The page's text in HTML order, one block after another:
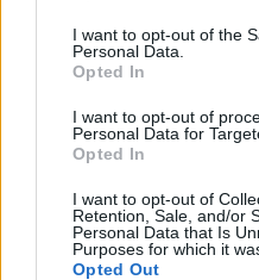
I want to opt-out of the
Personal Data.
Opted In
I want to opt-out of
Personal Data for
Opted In
I want to opt-out of
Retention, Sale, and/or
Personal Data that Is
Purposes for which it
Opted Out
άνθρωποι με
διαπιστώνουν ότι τα
βελτιώνονται με την
Πληθαίνουν οι
σχολεία – Τι